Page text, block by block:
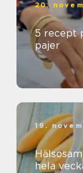
20.
5 recept
pajer
19.
hela